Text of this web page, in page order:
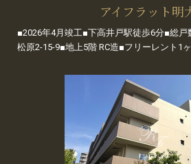
アイフラット明
■2026年4月竣工■下高井戸駅徒歩6分■総
松原2-15-9■地上5階 RC造■フリーレント1